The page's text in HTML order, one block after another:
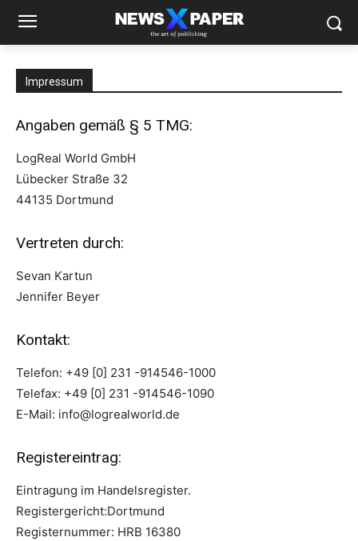
Impressum
Angaben gemäß § 5 TMG:
LogReal World GmbH
Lübecker Straße 32
44135 Dortmund
Vertreten durch:
Sevan Kartun
Jennifer Beyer
Kontakt:
Telefon: +49 [0] 231 -914546-1000
Telefax: +49 [0] 231 -914546-1090
E-Mail: info@logrealworld.de
Registereintrag:
Eintragung im Handelsregister.
Registergericht:Dortmund
Registernummer: HRB 16380